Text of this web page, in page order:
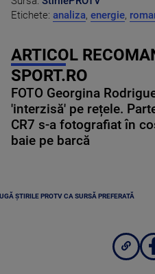
Etichete: analiza, energie,
ARTICOL
SPORT.RO
FOTO Georgina
'interzisă' pe rețele.
CR7 s-a fotografiat în
baie pe barcă
ȘTIRILE PROTV CA SURSĂ PREFERATĂ